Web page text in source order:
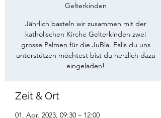
Gelterkinden
Jährlich basteln wir zusammen mit der
katholischen Kirche Gelterkinden zwei
grosse Palmen für die JuBla. Falls du uns
unterstützen möchtest bist du herzlich dazu
eingeladen!
Zeit & Ort
01. Apr. 2023, 09:30 – 12:00